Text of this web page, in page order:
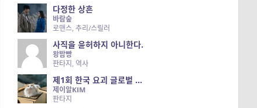
다정한 상흔
바람숲
로맨스, 추리/스릴러
사직을 윤허하지 아니한다.
왕밤빵
판타지, 역사
제1회 한국 요괴 글로벌 진출 공개 오디션 시즌 2 — 나는 요괴다
제이알KIM
판타지